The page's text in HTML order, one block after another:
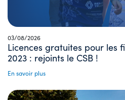
03/08/2026
Licences gratuites pour les
2023 : rejoints le CSB !
En savoir plus